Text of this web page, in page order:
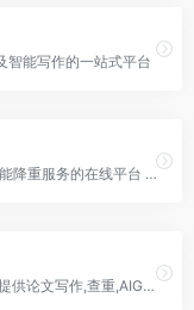
智能写作的一站式平台
WritePass, 提供论文查重AIGC检测与智能降重服务的在线平台 帮助用户提高论文原创水平
PaperFake,国内领先的AI论文写作助手,提供论文写作,查重,AIGC检测及降重服务